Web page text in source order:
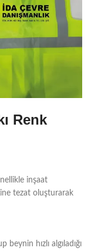
Renk
inşaat
tezat oluşturarak
hızlı algıladığı